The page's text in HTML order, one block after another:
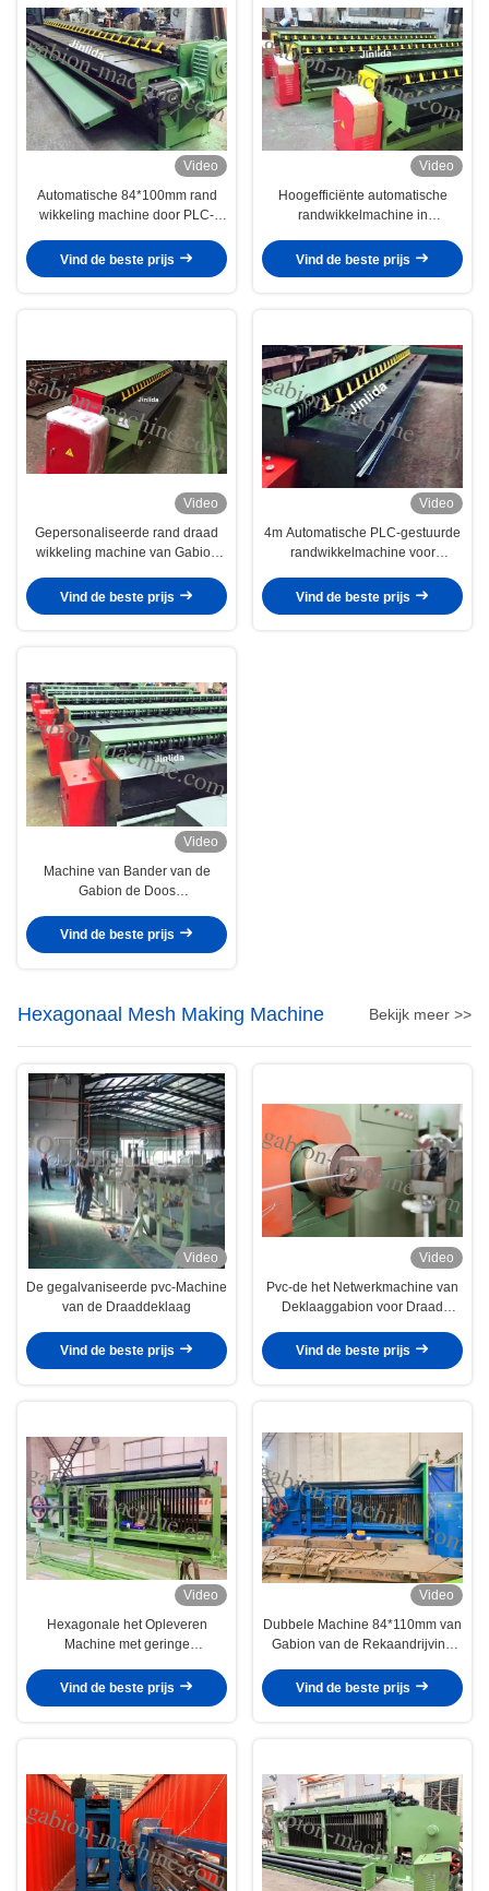
Video
Automatische 84*100mm rand
wikkeling machine door PLC-
mesh
Vind de beste prijs
Video
Hoogefficiënte automatische
randwikkelmachine in
Vind de beste prijs
Video
Gepersonaliseerde rand draad
wikkeling machine van Gabion
Vind de beste prijs
Video
4m Automatische PLC-gestuurde
randwikkelmachine voor
Vind de beste prijs
Video
Machine van Bander van de
Gabion de Doos
4.0mm Draaddiameter
Vind de beste prijs
Hexagonaal Mesh Making Machine Bekijk meer >>
Video
De gegalvaniseerde pvc-Machine
van de Draaddeklaag
Vind de beste prijs
Video
Pvc-de het Netwerkmachine van
Deklaaggabion voor Draad
een laag
Vind de beste prijs
Video
Hexagonale het Opleveren
Machine met geringe
Gegalvaniseerde Draad voor
Helling
Vind de beste prijs
Video
Dubbele Machine 84*110mm van
Gabion van de Rekaandrijving
Draadnetwerk voor Weg
Vind de beste prijs